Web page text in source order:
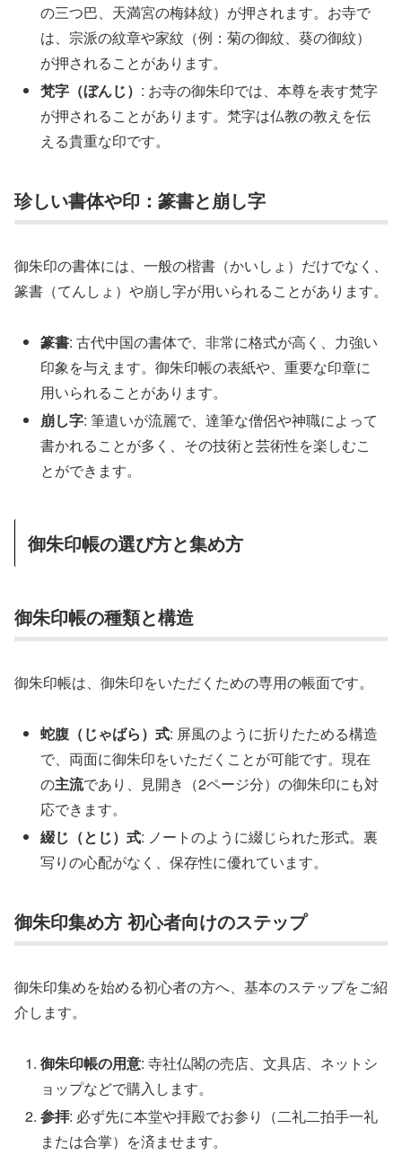
の三つ巴、天満宮の梅鉢紋）が押されます。お寺で
は、宗派の紋章や家紋（例：菊の御紋、葵の御紋）
が押されることがあります。
梵字（ぼんじ） : お寺の御朱印では、本尊を表す梵字
が押されることがあります。梵字は仏教の教えを伝
える貴重な印です。
珍しい書体や印：篆書と崩し字
御朱印の書体には、一般の楷書（かいしょ）だけでなく、
篆書（てんしょ）や崩し字が用いられることがあります。
篆書: 古代中国の書体で、非常に格式が高く、力強い
印象を与えます。御朱印帳の表紙や、重要な印章に
用いられることがあります。
崩し字: 筆遣いが流麗で、達筆な僧侶や神職によって
書かれることが多く、その技術と芸術性を楽しむこ
とができます。
御朱印帳の選び方と集め方
御朱印帳の種類と構造
御朱印帳は、御朱印をいただくための専用の帳面です。
蛇腹（じゃばら）式: 屏風のように折りたためる構造
で、両面に御朱印をいただくことが可能です。現在
の主流であり、見開き（2ページ分）の御朱印にも対
応できます。
綴じ（とじ）式: ノートのように綴じられた形式。裏
写りの心配がなく、保存性に優れています。
御朱印集め方 初心者向けのステップ
御朱印集めを始める初心者の方へ、基本のステップをご紹
介します。
御朱印帳の用意: 寺社仏閣の売店、文具店、ネットシ
ョップなどで購入します。
参拝: 必ず先に本堂や拝殿でお参り（二礼二拍手一礼
または合掌）を済ませます。